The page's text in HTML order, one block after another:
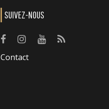
SUIVEZ-NOUS
Contact